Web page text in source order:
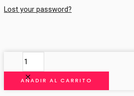
Lost your password?
MANILA
MEXICO
cantidad
AÑADIR AL CARRITO